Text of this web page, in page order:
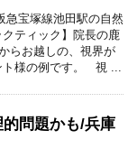
急宝塚線池田駅の自然
ティック】院長の鹿
らお越しの、視界が
ト様の例です。 視 ...
問題かも/兵庫